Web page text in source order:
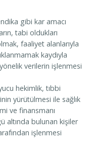
gibi kar amacı
tabi oldukları
faaliyet alanlarıyla
kaydıyla
verilerin işlenmesi
hekimlik, tıbbi
yürütülmesi ile sağlık
ve finansmanı
altında bulunan kişiler
işlenmesi